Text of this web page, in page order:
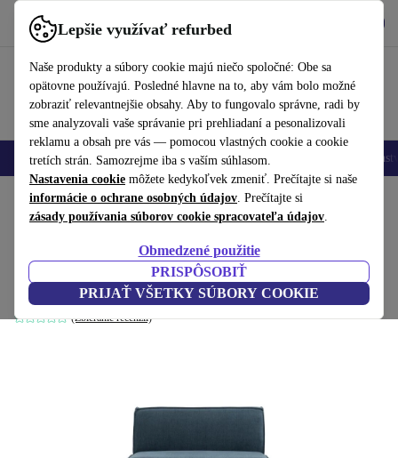
Lepšie využívať refurbed
Naše produkty a súbory cookie majú niečo spoločné: Obe sa
opätovne používajú. Posledné hlavne na to, aby vám bolo možné
zobraziť relevantnejšie obsahy. Aby to fungovalo správne, radi by
sme analyzovali vaše správanie pri prehliadaní a pesonalizovali
reklamu a obsah pre vás — pomocou vlastných cookie a cookie
tretích strán. Samozrejme iba s vaším súhlasom.
Nastavenia cookie môžete kedykoľvek zmeniť. Prečítajte si naše
informácie o ochrane osobných údajov. Prečítajte si
zásady používania súborov cookie spracovateľa údajov.
Obmedzené použitie
PRISPÔSOBIŤ
PRIJAŤ VŠETKY SÚBORY COOKIE
používať refurbed rýchlo a jednoducho
Mobilné telefóny Laptopy Tablety Inteligentné hodinky
Domov Produkty Domácnosť Nábytok
Dane jednomiestny modul pohovky Danny
Dusty Blue
modrá
(Zbieranie recenzií)